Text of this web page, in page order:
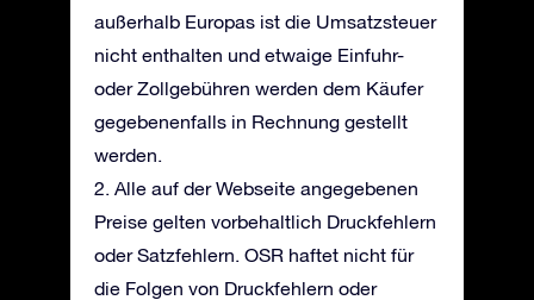
außerhalb Europas ist die Umsatzsteuer
nicht enthalten und etwaige Einfuhr-
oder Zollgebühren werden dem Käufer
gegebenenfalls in Rechnung gestellt
werden.
2. Alle auf der Webseite angegebenen
Preise gelten vorbehaltlich Druckfehlern
oder Satzfehlern. OSR haftet nicht für
die Folgen von Druckfehlern oder